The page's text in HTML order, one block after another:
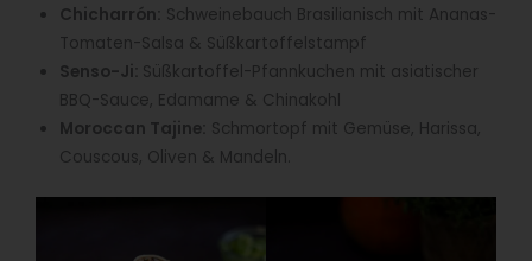
Chicharrón: Schweinebauch Brasilianisch mit Ananas-
Tomaten-Salsa & Süßkartoffelstampf
Senso-Ji: Süßkartoffel-Pfannkuchen mit asiatischer
BBQ-Sauce, Edamame & Chinakohl
Moroccan Tajine: Schmortopf mit Gemüse, Harissa,
Couscous, Oliven & Mandeln.